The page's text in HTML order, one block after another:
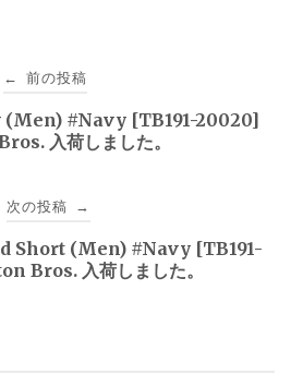
← 前の投稿
#Navy [TB191-20020]
入荷しました。
次の投稿 →
Short (Men) #Navy [TB191-
Bros. 入荷しました。